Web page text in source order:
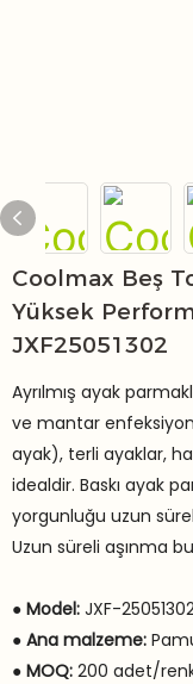
Coolmax Beş
Yüksek
JXF25051302
Ayrılmış ayak
ve mantar
ayak), terli ayaklar,
idealdir. Baskı ayak
yorgunluğu uzun
Uzun süreli aşınma
● Model: JXF-
● Ana malzeme:
● MOQ: 200 adet/